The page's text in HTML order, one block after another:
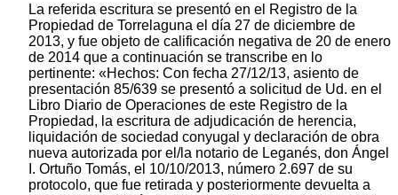
La referida escritura se presentó en el Registro de la
Propiedad de Torrelaguna el día 27 de diciembre de
2013, y fue objeto de calificación negativa de 20 de enero
de 2014 que a continuación se transcribe en lo
pertinente: «Hechos: Con fecha 27/12/13, asiento de
presentación 85/639 se presentó a solicitud de Ud. en el
Libro Diario de Operaciones de este Registro de la
Propiedad, la escritura de adjudicación de herencia,
liquidación de sociedad conyugal y declaración de obra
nueva autorizada por el/la notario de Leganés, don Ángel
I. Ortuño Tomás, el 10/10/2013, número 2.697 de su
protocolo, que fue retirada y posteriormente devuelta a